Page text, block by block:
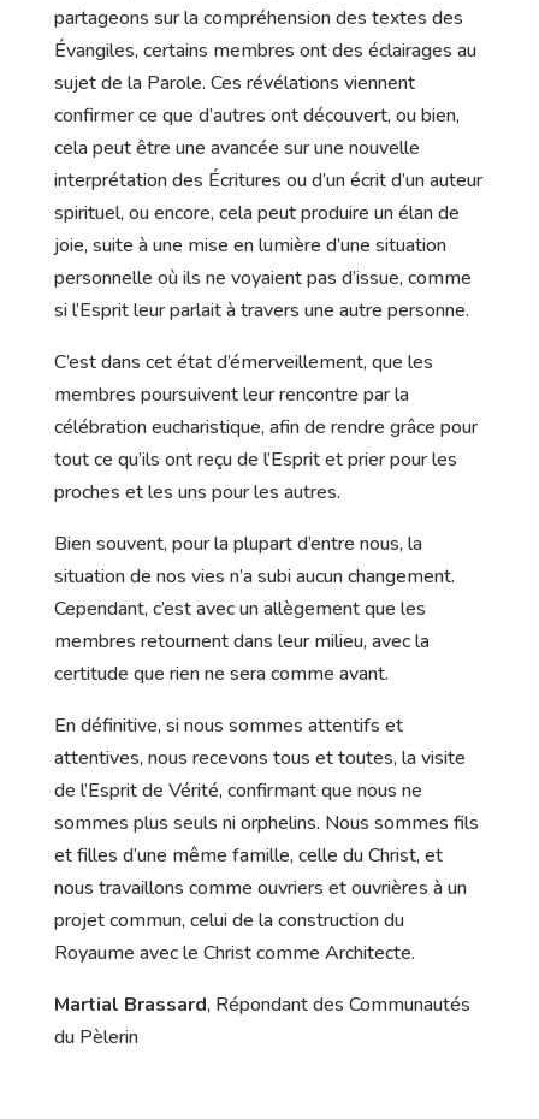
partageons sur la compréhension des textes des
Évangiles, certains membres ont des éclairages au
sujet de la Parole. Ces révélations viennent
confirmer ce que d’autres ont découvert, ou bien,
cela peut être une avancée sur une nouvelle
interprétation des Écritures ou d’un écrit d’un auteur
spirituel, ou encore, cela peut produire un élan de
joie, suite à une mise en lumière d’une situation
personnelle où ils ne voyaient pas d’issue, comme
si l’Esprit leur parlait à travers une autre personne.
C’est dans cet état d’émerveillement, que les
membres poursuivent leur rencontre par la
célébration eucharistique, afin de rendre grâce pour
tout ce qu’ils ont reçu de l’Esprit et prier pour les
proches et les uns pour les autres.
Bien souvent, pour la plupart d’entre nous, la
situation de nos vies n’a subi aucun changement.
Cependant, c’est avec un allègement que les
membres retournent dans leur milieu, avec la
certitude que rien ne sera comme avant.
En définitive, si nous sommes attentifs et
attentives, nous recevons tous et toutes, la visite
de l’Esprit de Vérité, confirmant que nous ne
sommes plus seuls ni orphelins. Nous sommes fils
et filles d’une même famille, celle du Christ, et
nous travaillons comme ouvriers et ouvrières à un
projet commun, celui de la construction du
Royaume avec le Christ comme Architecte.
Martial Brassard, Répondant des Communautés
du Pèlerin